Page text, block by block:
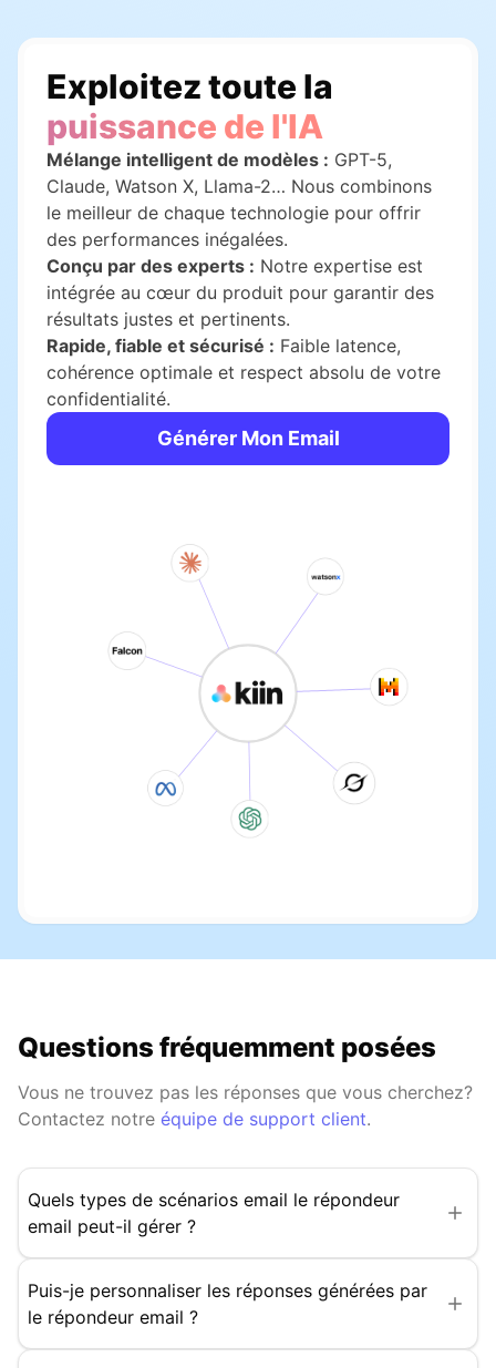
Exploitez toute la
puissance de l'IA
Mélange intelligent de modèles : GPT-5,
Claude, Watson X, Llama-2… Nous combinons
le meilleur de chaque technologie pour offrir
des performances inégalées.
Conçu par des experts : Notre expertise est
intégrée au cœur du produit pour garantir des
résultats justes et pertinents.
Rapide, fiable et sécurisé : Faible latence,
cohérence optimale et respect absolu de votre
confidentialité.
Générer Mon Email
Questions fréquemment posées
Vous ne trouvez pas les réponses que vous cherchez?
Contactez notre équipe de support client.
Quels types de scénarios email le répondeur
email peut-il gérer ?
Puis-je personnaliser les réponses générées par
le répondeur email ?